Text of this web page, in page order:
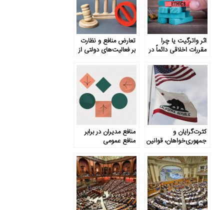
اثر واترگیت یا چرا
مقررات اخلاقی دائماً در
تعارض منافع و نظارت
بر فعالیت‌های دولتی از
کثرت‌گرایان و
جمهوری‌خواهان، قوانین
منافع مدیران در برابر
منافع عمومی